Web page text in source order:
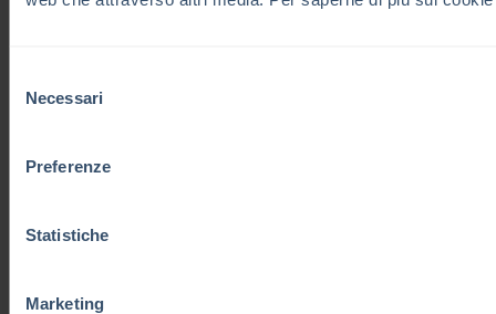
delNecessari
Preferenze
Statistiche
Marketing